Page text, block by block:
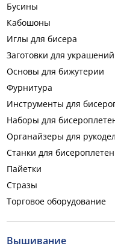
Бусины
Кабошоны
Иглы для бисера
Заготовки для украшений
Основы для бижутерии
Фурнитура
Инструменты для
Наборы для
Органайзеры для
Станки для
Пайетки
Стразы
Торговое оборудование
Вышивание